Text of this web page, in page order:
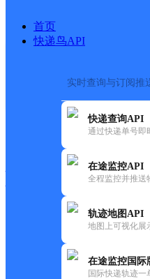
首页
快递鸟API
实时查询与订阅推
快递查询API
通过快递单号即
在途监控API
全程监控并推送
轨迹地图API
地图上可视化展
在途监控国际
国际快递轨迹一
德邦
濉溪县